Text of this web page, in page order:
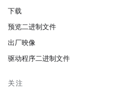
下载
预览二进制文件
出厂映像
驱动程序二进制文件
关注